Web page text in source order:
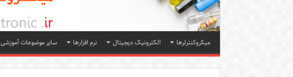
میکروکنترلرها الکترونیک دیجیتال نرم افزارها سایر موضوعات آموزشی